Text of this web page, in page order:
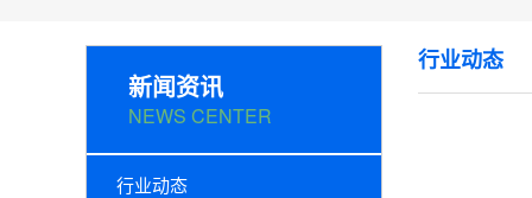
新闻资讯
NEWS CENTER
行业动态
行业动态